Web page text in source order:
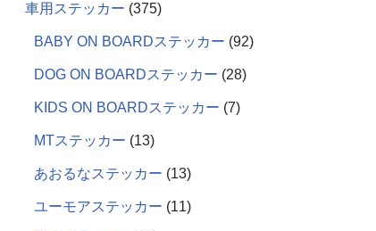
車用ステッカー 375
BABY ON BOARDステッカー 92
DOG ON BOARDステッカー 28
KIDS ON BOARDステッカー 7
MTステッカー 13
あおるなステッカー 13
ユーモアステッカー 11